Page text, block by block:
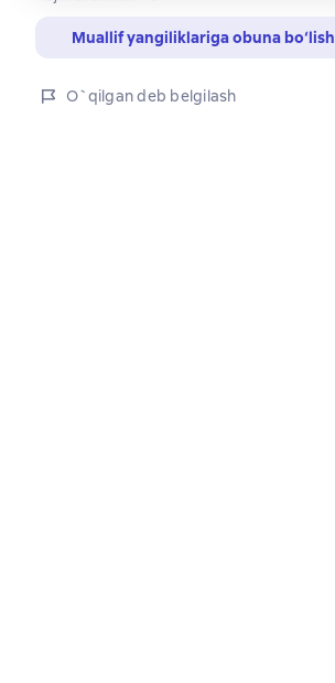
Muallif yangiliklariga obuna bo‘lish
O`qilgan deb belgilash